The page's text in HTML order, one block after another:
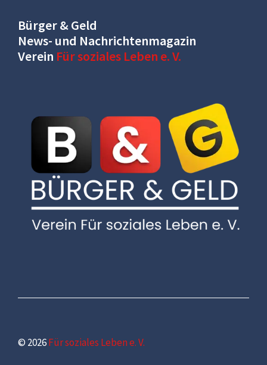
Bürger & Geld
News- und Nachrichtenmagazin
Verein Für soziales Leben e. V.
© 2026Für soziales Leben e. V.